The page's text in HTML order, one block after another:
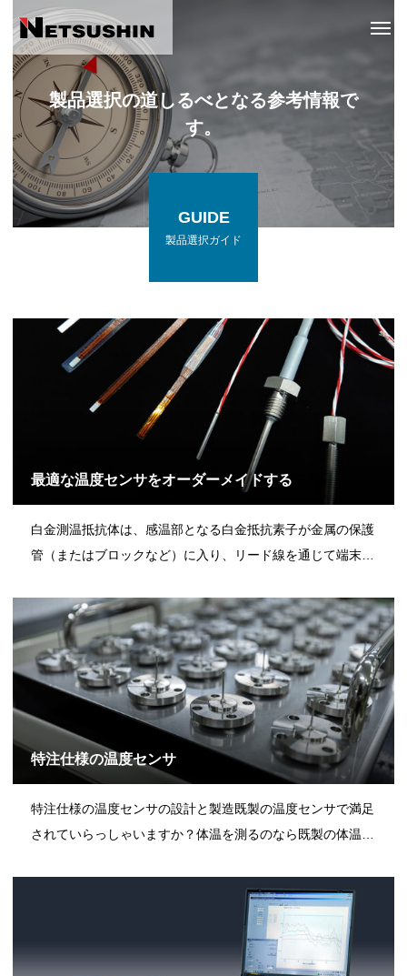
製品選択の道しるべとなる参考情報で
す。
GUIDE
製品選択ガイド
最適な温度センサをオーダーメイドする
白金測温抵抗体は、感温部となる白金抵抗素子が金属の保護
管（またはブロックなど）に入り、リード線を通じて端末
級の白金抵抗素子を有するネツシンは豊富な製品ラインナッ
プから最適なものをご提案することができます。シールパイ
プ型の感温部内部構造（保
特注仕様の温度センサ
特注仕様の温度センサの設計と製造既製の温度センサで満足
されていらっしゃいますか？体温を測るのなら既製の体温計
も求める精度も様々です。その為、条件にあった温度センサ
を使用しなくては正しい温度を測ることはできません。「一